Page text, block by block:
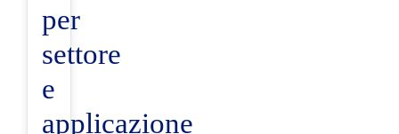
per
settore
e
applicazione